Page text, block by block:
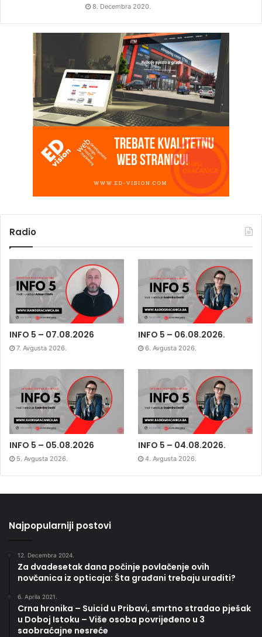
8. Decembra 2020.
Radio
INFO 5 – 07.08.2026
7. Avgusta 2026.
INFO 5 – 06.08.2026.
6. Avgusta 2026.
INFO 5 – 05.08.2026
5. Avgusta 2026.
INFO 5 – 04.08.2026.
4. Avgusta 2026.
Najpopularniji postovi
12. Decembra 2024.
Za dvadesetak dana počinje povlačenje ovih
novčanica iz opticaja: Šta građani trebaju uraditi?
6. Aprila 2021.
Crna hronika – Suicid u Pribavi, smrtno stradao pješak
u Doboj Istoku – Više osoba povrijeđeno u 3
saobraćajne nesreće